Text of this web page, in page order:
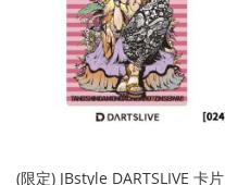
藏
夾
(限定) JBstyle DARTSLIVE 卡片